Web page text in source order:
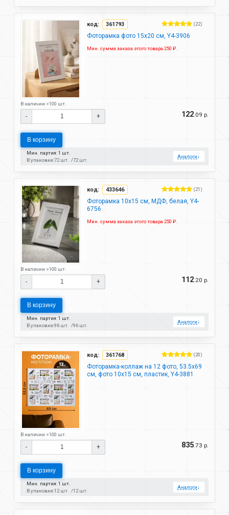
код: 361793 (22)
Фоторамка фото 15х20 см, Y4-3906
Мин. сумма заказа этого товара 250 ₽.
В наличии >100 шт.
- + 122 .09 р.
В корзину
Мин. партия: 1 шт.
В упаковке:72 шт. 72 шт.
Аналоги↓
код: 433646 (21)
Фоторамка 10х15 см, МДФ, белая, Y4-
6756
Мин. сумма заказа этого товара 250 ₽.
В наличии >100 шт.
- + 112 .20 р.
В корзину
Мин. партия: 1 шт.
В упаковке:96 шт. 96 шт.
Аналоги↓
код: 361768 (20)
Фоторамка-коллаж на 12 фото, 53.5х69
см, фото 10х15 см, пластик, Y4-3881
В наличии >100 шт.
- + 835 .73 р.
В корзину
Мин. партия: 1 шт.
В упаковке:12 шт. 12 шт.
Аналоги↓